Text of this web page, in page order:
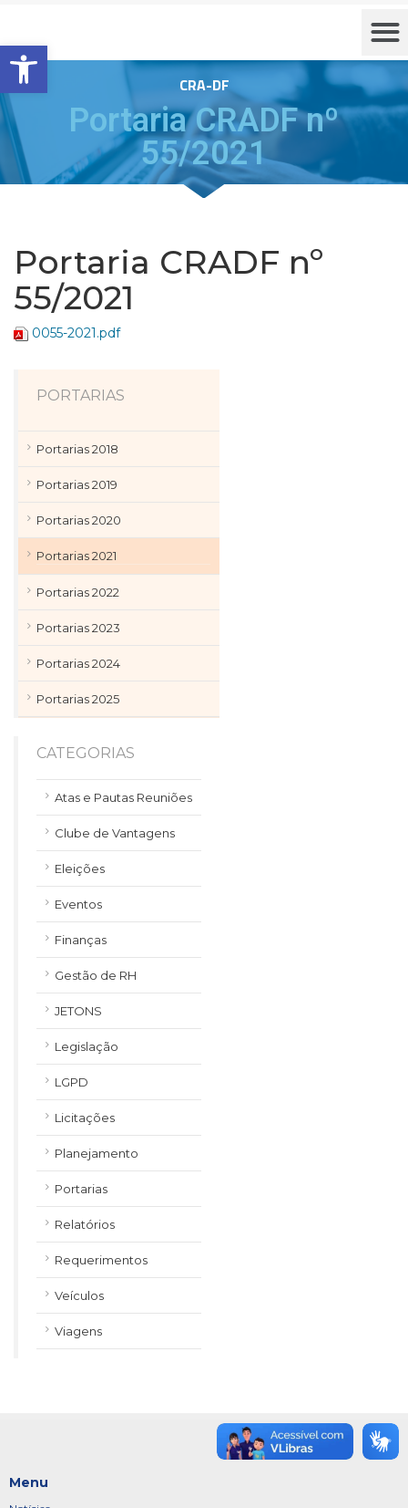
Barra de Ferramentas Aberta
CRA-DF
Portaria CRADF nº
55/2021
Portaria CRADF nº
55/2021
0055-2021.pdf
PORTARIAS
Portarias 2018
Portarias 2019
Portarias 2020
Portarias 2021
Portarias 2022
Portarias 2023
Portarias 2024
Portarias 2025
CATEGORIAS
Atas e Pautas Reuniões
Clube de Vantagens
Eleições
Eventos
Finanças
Gestão de RH
JETONS
Legislação
LGPD
Licitações
Planejamento
Portarias
Relatórios
Requerimentos
Veículos
Viagens
Menu